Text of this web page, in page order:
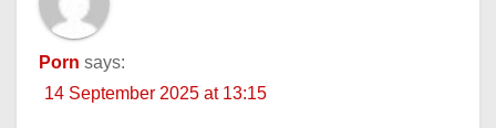
Porn says:
14 September 2025 at 13:15